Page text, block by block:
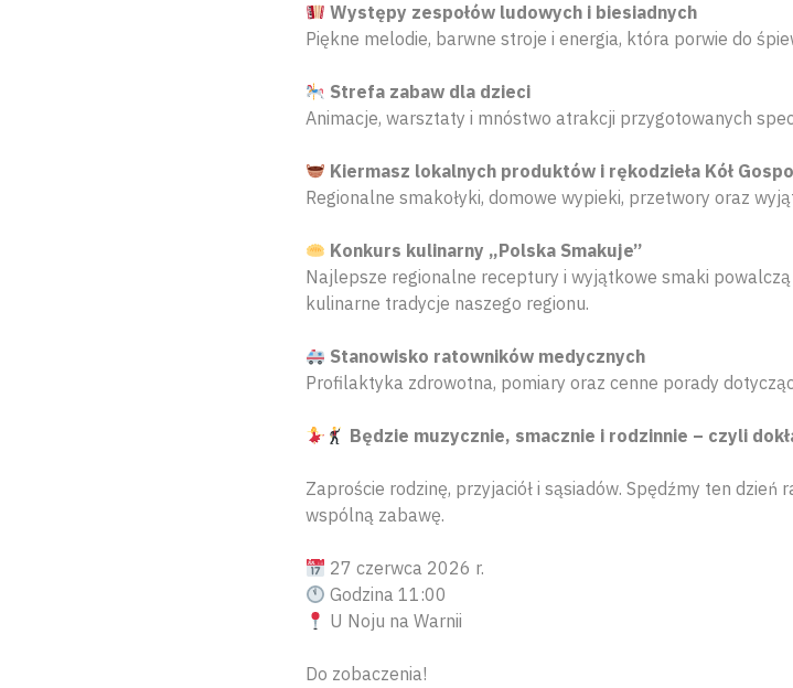
Występy zespołów ludowych i biesiadnych
Piękne melodie, barwne stroje i energia, która porwie do
Strefa zabaw dla dzieci
Animacje, warsztaty i mnóstwo atrakcji przygotowanych
Kiermasz lokalnych produktów i rękodzieła Kół
Regionalne smakołyki, domowe wypieki, przetwory oraz
Konkurs kulinarny „Polska Smakuje”
Najlepsze regionalne receptury i wyjątkowe smaki
kulinarne tradycje naszego regionu.
Stanowisko ratowników medycznych
Profilaktyka zdrowotna, pomiary oraz cenne porady
Będzie muzycznie, smacznie i rodzinnie – czyli
Zaproście rodzinę, przyjaciół i sąsiadów. Spędźmy ten
wspólną zabawę.
27 czerwca 2026 r.
Godzina 11:00
U Noju na Warnii
Do zobaczenia!